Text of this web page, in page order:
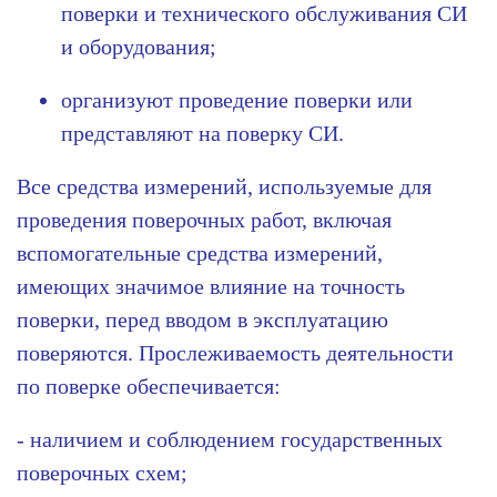
поверки и технического обслуживания СИ
и оборудования;
организуют проведение поверки или
представляют на поверку СИ.
Все средства измерений, используемые для
проведения поверочных работ, включая
вспомогательные средства измерений,
имеющих значимое влияние на точность
поверки, перед вводом в эксплуатацию
поверяются. Прослеживаемость деятельности
по поверке обеспечивается:
- наличием и соблюдением государственных
поверочных схем;